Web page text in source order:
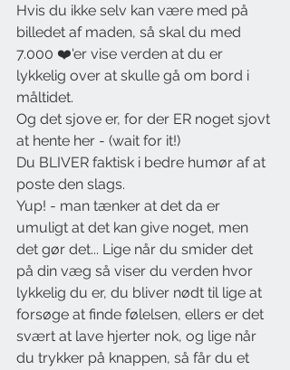
Hvis du ikke selv kan være med på
billedet af maden, så skal du med
7.000 ❤️'er vise verden at du er
lykkelig over at skulle gå om bord i
måltidet.
Og det sjove er, for der ER noget sjovt
at hente her - (wait for it!)
Du BLIVER faktisk i bedre humør af at
poste den slags.
Yup! - man tænker at det da er
umuligt at det kan give noget, men
det gør det... Lige når du smider det
på din væg så viser du verden hvor
lykkelig du er, du bliver nødt til lige at
forsøge at finde følelsen, ellers er det
svært at lave hjerter nok, og lige når
du trykker på knappen, så får du et